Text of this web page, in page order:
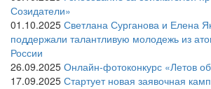
Созидатели»
01.10.2025 Светлана Сурганова и Елена
поддержали талантливую молодежь из
России
26.09.2025 Онлайн-фотоконкурс «Летов
17.09.2025 Стартует новая заявочная